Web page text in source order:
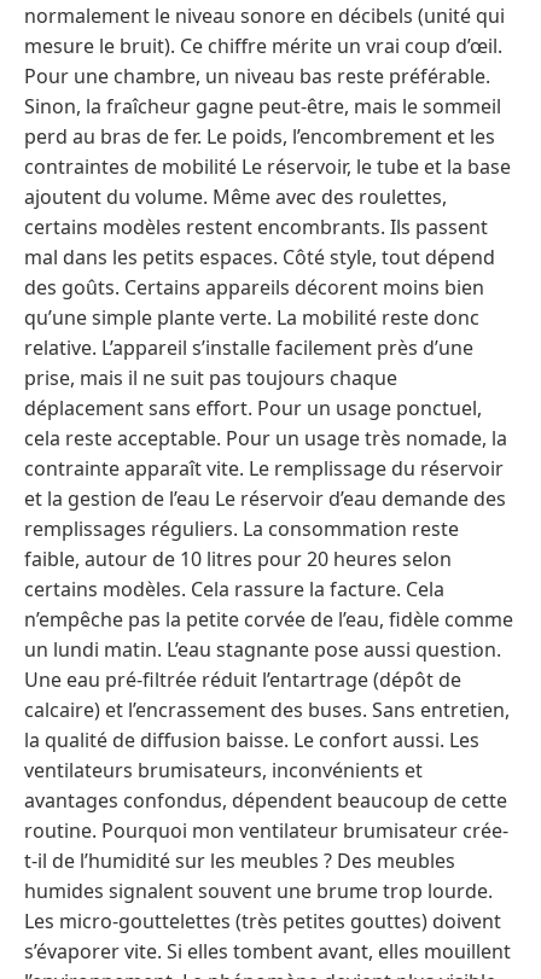
normalement le niveau sonore en décibels (unité qui
mesure le bruit). Ce chiffre mérite un vrai coup d’œil.
Pour une chambre, un niveau bas reste préférable.
Sinon, la fraîcheur gagne peut-être, mais le sommeil
perd au bras de fer. Le poids, l’encombrement et les
contraintes de mobilité Le réservoir, le tube et la base
ajoutent du volume. Même avec des roulettes,
certains modèles restent encombrants. Ils passent
mal dans les petits espaces. Côté style, tout dépend
des goûts. Certains appareils décorent moins bien
qu’une simple plante verte. La mobilité reste donc
relative. L’appareil s’installe facilement près d’une
prise, mais il ne suit pas toujours chaque
déplacement sans effort. Pour un usage ponctuel,
cela reste acceptable. Pour un usage très nomade, la
contrainte apparaît vite. Le remplissage du réservoir
et la gestion de l’eau Le réservoir d’eau demande des
remplissages réguliers. La consommation reste
faible, autour de 10 litres pour 20 heures selon
certains modèles. Cela rassure la facture. Cela
n’empêche pas la petite corvée de l’eau, fidèle comme
un lundi matin. L’eau stagnante pose aussi question.
Une eau pré-filtrée réduit l’entartrage (dépôt de
calcaire) et l’encrassement des buses. Sans entretien,
la qualité de diffusion baisse. Le confort aussi. Les
ventilateurs brumisateurs, inconvénients et
avantages confondus, dépendent beaucoup de cette
routine. Pourquoi mon ventilateur brumisateur crée-
t-il de l’humidité sur les meubles ? Des meubles
humides signalent souvent une brume trop lourde.
Les micro-gouttelettes (très petites gouttes) doivent
s’évaporer vite. Si elles tombent avant, elles mouillent